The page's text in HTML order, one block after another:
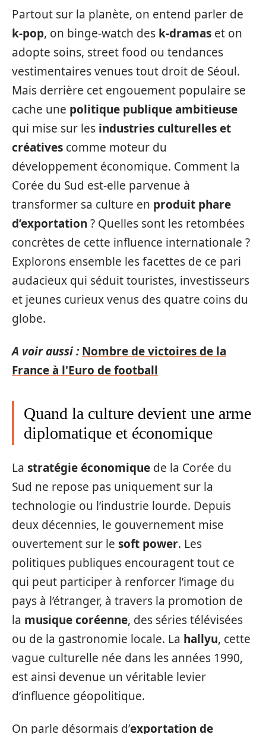
Partout sur la planète, on entend parler de
k-pop, on binge-watch des k-dramas et on
adopte soins, street food ou tendances
vestimentaires venues tout droit de Séoul.
Mais derrière cet engouement populaire se
cache une politique publique ambitieuse
qui mise sur les industries culturelles et
créatives comme moteur du
développement économique. Comment la
Corée du Sud est-elle parvenue à
transformer sa culture en produit phare
d’exportation ? Quelles sont les retombées
concrètes de cette influence internationale ?
Explorons ensemble les facettes de ce pari
audacieux qui séduit touristes, investisseurs
et jeunes curieux venus des quatre coins du
globe.
A voir aussi : Nombre de victoires de la
France à l'Euro de football
Quand la culture devient une arme
diplomatique et économique
La stratégie économique de la Corée du
Sud ne repose pas uniquement sur la
technologie ou l’industrie lourde. Depuis
deux décennies, le gouvernement mise
ouvertement sur le soft power. Les
politiques publiques encouragent tout ce
qui peut participer à renforcer l’image du
pays à l’étranger, à travers la promotion de
la musique coréenne, des séries télévisées
ou de la gastronomie locale. La hallyu, cette
vague culturelle née dans les années 1990,
est ainsi devenue un véritable levier
d’influence géopolitique.
On parle désormais d’exportation de